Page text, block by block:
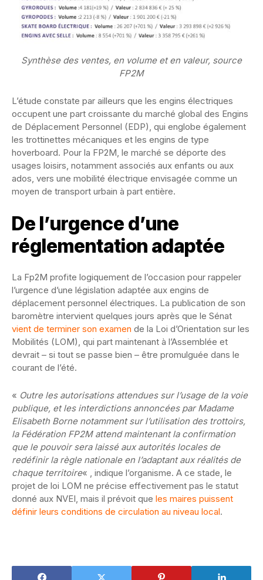
Synthèse des ventes, en volume et en valeur, source
FP2M
L’étude constate par ailleurs que les engins électriques
occupent une part croissante du marché global des Engins
de Déplacement Personnel (EDP), qui englobe également
les trottinettes mécaniques et les engins de type
hoverboard. Pour la FP2M, le marché se déporte des
usages loisirs, notamment associés aux enfants ou aux
ados, vers une mobilité électrique envisagée comme un
moyen de transport urbain à part entière.
De l’urgence d’une
réglementation adaptée
La Fp2M profite logiquement de l’occasion pour rappeler
l’urgence d’une législation adaptée aux engins de
déplacement personnel électriques. La publication de son
baromètre intervient quelques jours après que le Sénat
vient de terminer son examen de la Loi d’Orientation sur les
Mobilités (LOM), qui part maintenant à l’Assemblée et
devrait – si tout se passe bien – être promulguée dans le
courant de l’été.
« Outre les autorisations attendues sur l’usage de la voie
publique, et les interdictions annoncées par Madame
Elisabeth Borne notamment sur l’utilisation des trottoirs,
la Fédération FP2M attend maintenant la confirmation
que le pouvoir sera laissé aux autorités locales de
redéfinir la règle nationale en l’adaptant aux réalités de
chaque territoire« , indique l’organisme. A ce stade, le
projet de loi LOM ne précise effectivement pas le statut
donné aux NVEI, mais il prévoit que les maires puissent
définir leurs conditions de circulation au niveau local.